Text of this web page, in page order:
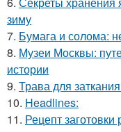
зиму
7. Бумага и солома:
8. Музеи Москвы:
истории
9. Трава для
10. Headlines:
11. Рецепт